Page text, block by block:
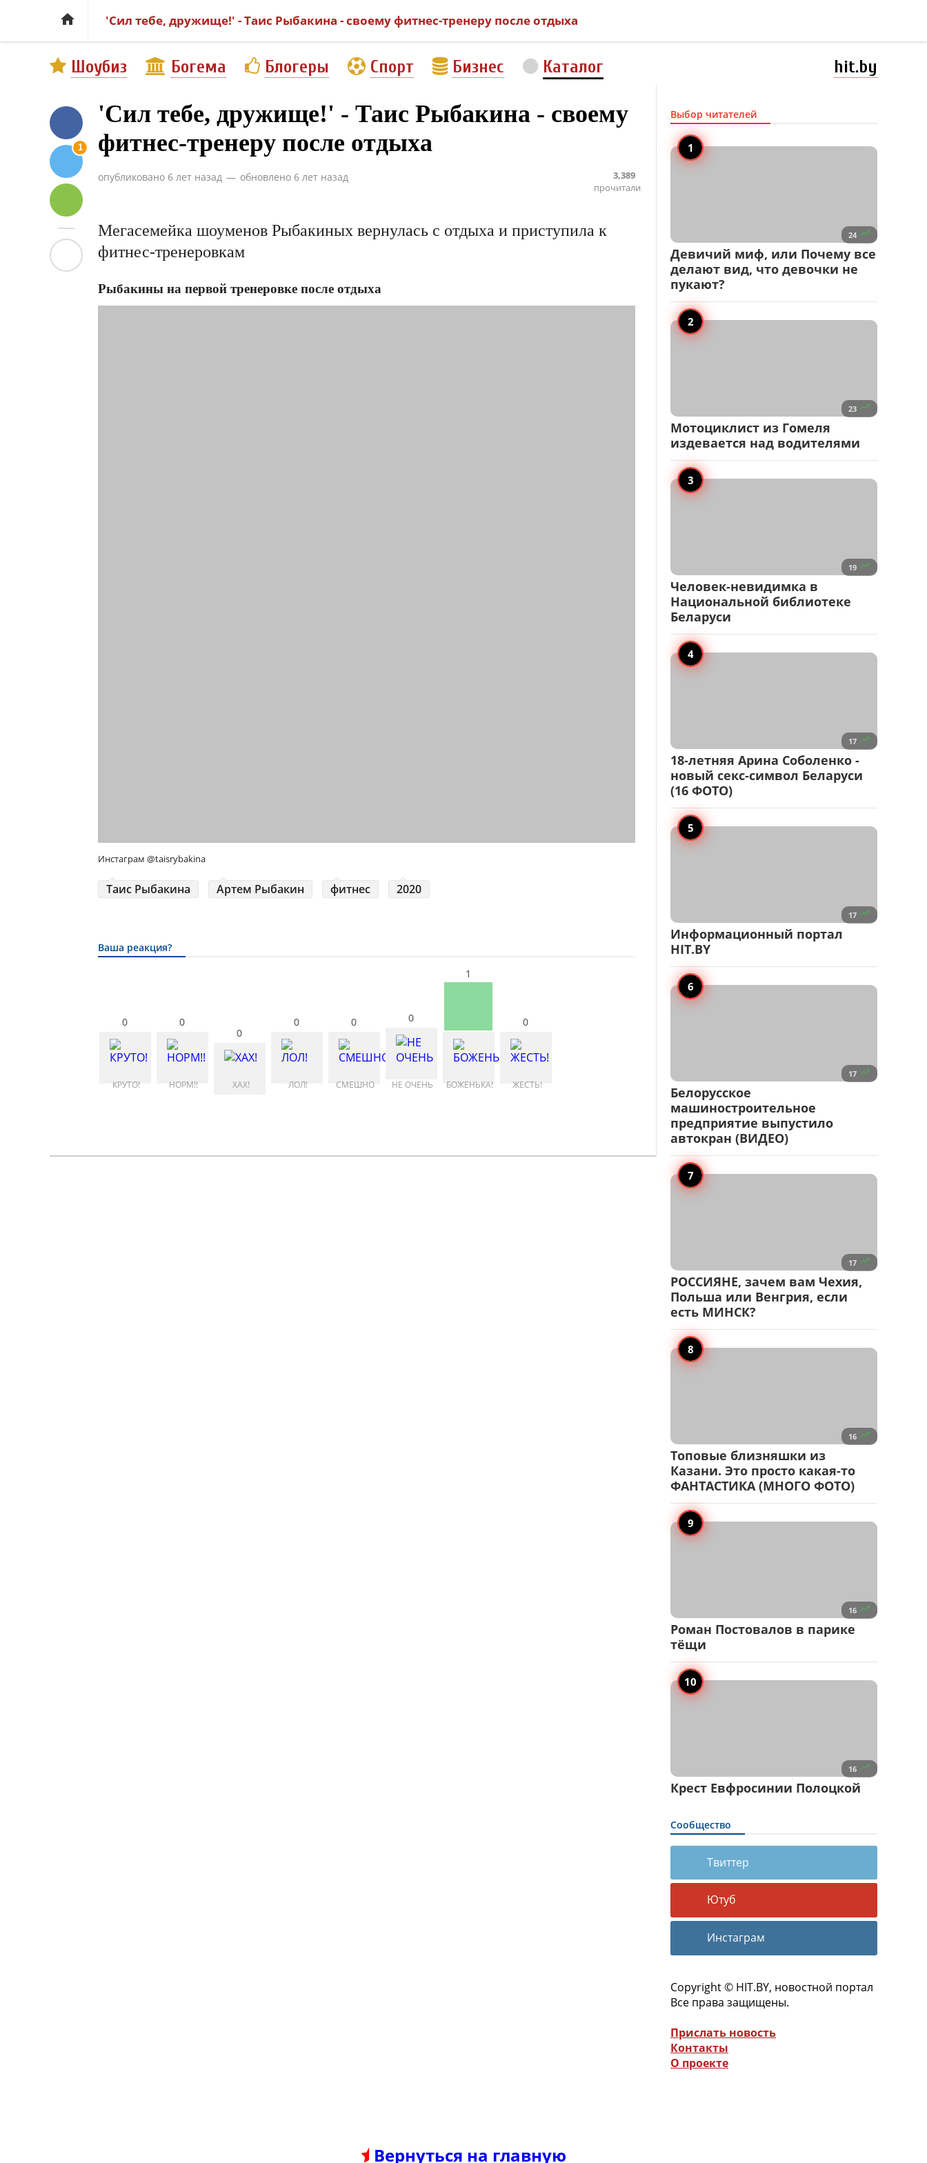
 'Сил тебе, дружище!' - Таис Рыбакина - своему фитнес-тренеру после отдыха
Шоубиз Богема Блогеры Спорт Бизнес Каталог hit.by
1
'Сил тебе, дружище!' - Таис Рыбакина - своему
фитнес-тренеру после отдыха
опубликовано 6 лет назад — обновлено 6 лет назад
3,389
прочитали
Мегасемейка шоуменов Рыбакиных вернулась с отдыха и приступила к
фитнес-тренеровкам
Рыбакины на первой тренеровке после отдыха
Инстаграм @taisrybakina
Таис Рыбакина Артем Рыбакин фитнес 2020
Ваша реакция?
0
КРУТО!
0
НОРМ!!
0
ХАХ!
0
ЛОЛ!
0
СМЕШНО
0
НЕ ОЧЕНЬ
1
БОЖЕНЬКА!
0
ЖЕСТЬ!
Выбор читателей
24 
Девичий миф, или Почему все
делают вид, что девочки не
пукают?
23 
Мотоциклист из Гомеля
издевается над водителями
19 
Человек-невидимка в
Национальной библиотеке
Беларуси
17 
18-летняя Арина Соболенко -
новый секс-символ Беларуси
(16 ФОТО)
17 
Информационный портал
HIT.BY
17 
Белорусское
машиностроительное
предприятие выпустило
автокран (ВИДЕО)
17 
РОССИЯНЕ, зачем вам Чехия,
Польша или Венгрия, если
есть МИНСК?
16 
Топовые близняшки из
Казани. Это просто какая-то
ФАНТАСТИКА (МНОГО ФОТО)
16 
Роман Постовалов в парике
тёщи
16 
Крест Евфросинии Полоцкой
Сообщество
Твиттер
Ютуб
Инстаграм
Copyright © HIT.BY, новостной портал
Все права защищены.
Прислать новость
Контакты
О проекте
Вернуться на главную